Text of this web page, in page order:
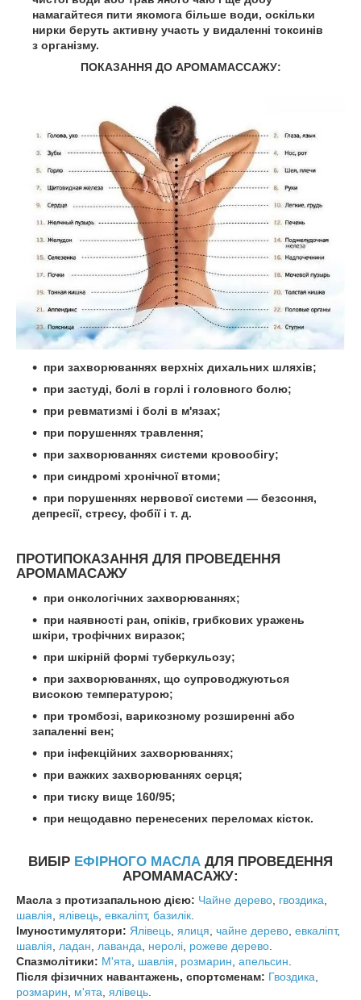
намагайтеся пити якомога більше води, оскільки
нирки беруть активну участь у видаленні токсинів
з організму.
ПОКАЗАННЯ ДО АРОМАМАССАЖУ:
при захворюваннях верхніх дихальних шляхів;
при застуді, болі в горлі і головного болю;
при ревматизмі і болі в м'язах;
при порушеннях травлення;
при захворюваннях системи кровообігу;
при синдромі хронічної втоми;
при порушеннях нервової системи — безсоння,
депресії, стресу, фобії і т. д.
ПРОТИПОКАЗАННЯ ДЛЯ ПРОВЕДЕННЯ
АРОМАМАСАЖУ
при онкологічних захворюваннях;
при наявності ран, опіків, грибкових уражень
шкіри, трофічних виразок;
при шкірній формі туберкульозу;
при захворюваннях, що супроводжуються
високою температурою;
при тромбозі, варикозному розширенні або
запаленні вен;
при інфекційних захворюваннях;
при важких захворюваннях серця;
при тиску вище 160/95;
при нещодавно перенесених переломах кісток.
ВИБІР ЕФІРНОГО МАСЛА ДЛЯ ПРОВЕДЕННЯ
АРОМАМАСАЖУ:
Масла з протизапальною дією: Чайне дерево, гвоздика,
шавлія, ялівець, евкаліпт, базилік.
Імуностимулятори: Ялівець, ялиця, чайне дерево, евкаліпт,
шавлія, ладан, лаванда, неролі, рожеве дерево.
Спазмолітики: М'ята, шавлія, розмарин, апельсин.
Після фізичних навантажень, спортсменам: Гвоздика,
розмарин, м'ята, ялівець.